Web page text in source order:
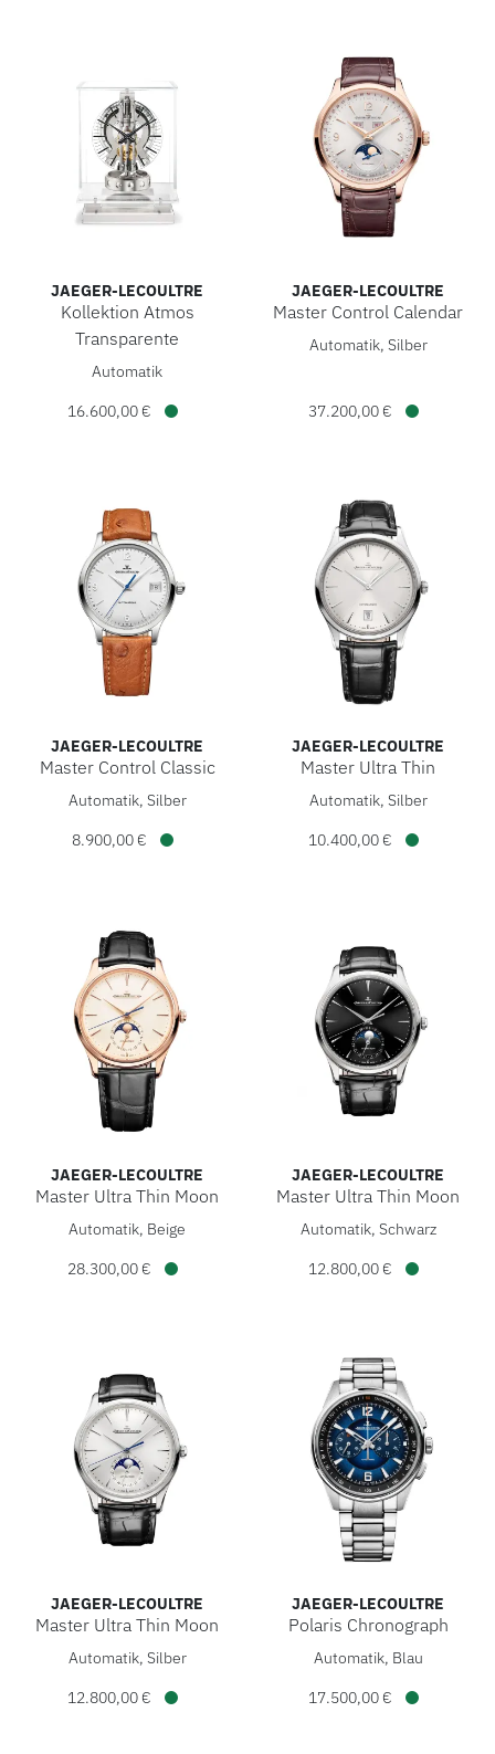
JAEGER-LECOULTRE
Kollektion Atmos
Transparente
Jaeger-LeCoultre Kollektion Atmos Transparente, Ref:
Automatik
16.600,00 €
JAEGER-LECOULTRE
Master Control Calendar
Jaeger-LeCoultre Master
Automatik, Silber
37.200,00 €
JAEGER-LECOULTRE
Master Control Classic
Jaeger-LeCoultre Master Control Classic, Ref: Q4008520,
Automatik, Silber
8.900,00 €
JAEGER-LECOULTRE
Master Ultra Thin
Jaeger-LeCoultre Master
Automatik, Silber
10.400,00 €
JAEGER-LECOULTRE
Master Ultra Thin Moon
Jaeger-LeCoultre Master Ultra Thin Moon, Ref:
Automatik, Beige
28.300,00 €
JAEGER-LECOULTRE
Master Ultra Thin Moon
Jaeger-LeCoultre Master
Automatik, Schwarz
12.800,00 €
JAEGER-LECOULTRE
Master Ultra Thin Moon
Jaeger-LeCoultre Master Ultra Thin Moon, Ref:
Automatik, Silber
12.800,00 €
JAEGER-LECOULTRE
Polaris Chronograph
Jaeger-LeCoultre Polaris
Automatik, Blau
17.500,00 €